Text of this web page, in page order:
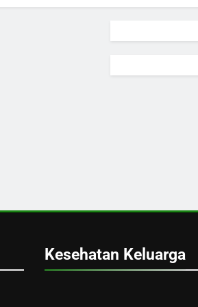
Kesehatan Keluarga